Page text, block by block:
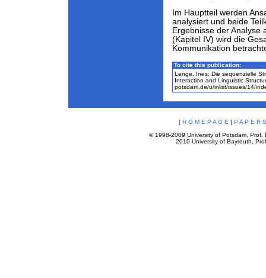
Im Hauptteil werden
analysiert und beide
Ergebnisse der Analyse
(Kapitel IV) wird die
Kommunikation
To cite this publication:
Lange, Ines: Die sequenzielle
Interaction and Linguistic
potsdam.de/u/inlist/issues/14/
[ H O M E P A G E | P A P E R
© 1998-2009 University of Potsdam, Prof.
2010 University of Bayreuth,